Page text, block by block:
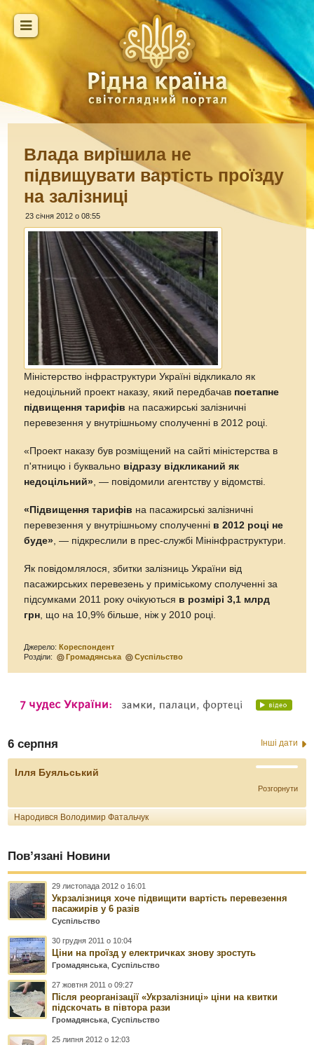
Влада вирішила не
підвищувати вартість проїзду
на залізниці
23 січня 2012 о 08:55
Міністерство інфраструктури Україні відкликало як
недоцільний проект наказу, який передбачав поетапне
підвищення тарифів на пасажирські залізничні
перевезення у внутрішньому сполученні в 2012 році.
«Проект наказу був розміщений на сайті міністерства в
п'ятницю і буквально відразу відкликаний як
недоцільний» , — повідомили агентству у відомстві.
«Підвищення тарифів на пасажирські залізничні
перевезення у внутрішньому сполученні в 2012 році не
буде» , — підкреслили в прес-службі Мінінфраструктури.
Як повідомлялося, збитки залізниць України від
пасажирських перевезень у приміському сполученні за
підсумками 2011 року очікуються в розмірі 3,1 млрд
грн , що на 10,9% більше, ніж у 2010 році.
Джерело:Кореспондент
Розділи:
Громадянська Суспільство
6 серпня Інші дати
Ілля Буяльський
Розгорнути
Народився Володимир Фатальчук
Пов’язані Новини
29 листопада 2012 о 16:01
Укрзалізниця хоче підвищити вартість перевезення
пасажирів у 6 разів
Суспільство
30 грудня 2011 о 10:04
Ціни на проїзд у електричках знову зростуть
Громадянська ,Суспільство
27 жовтня 2011 о 09:27
Після реорганізації «Укрзалізниці» ціни на квитки
підскочать в півтора рази
Громадянська ,Суспільство
25 липня 2012 о 12:03